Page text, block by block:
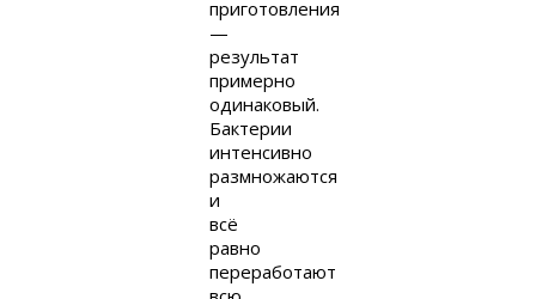
приготовления
—
результат
примерно
одинаковый.
Бактерии
интенсивно
размножаются
и
всё
равно
переработают